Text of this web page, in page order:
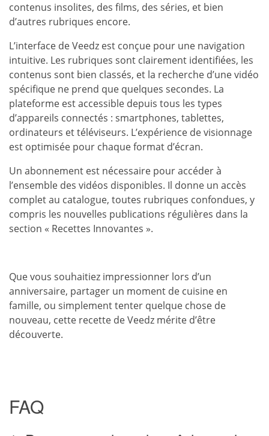
contenus insolites, des films, des séries, et bien
d’autres rubriques encore.
L’interface de Veedz est conçue pour une navigation
intuitive. Les rubriques sont clairement identifiées, les
contenus sont bien classés, et la recherche d’une vidéo
spécifique ne prend que quelques secondes. La
plateforme est accessible depuis tous les types
d’appareils connectés : smartphones, tablettes,
ordinateurs et téléviseurs. L’expérience de visionnage
est optimisée pour chaque format d’écran.
Un abonnement est nécessaire pour accéder à
l’ensemble des vidéos disponibles. Il donne un accès
complet au catalogue, toutes rubriques confondues, y
compris les nouvelles publications régulières dans la
section « Recettes Innovantes ».
Que vous souhaitiez impressionner lors d’un
anniversaire, partager un moment de cuisine en
famille, ou simplement tenter quelque chose de
nouveau, cette recette de Veedz mérite d’être
découverte.
FAQ